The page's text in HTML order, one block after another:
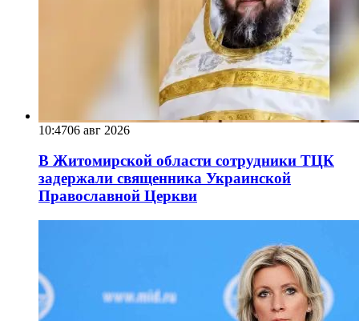
10:4706 авг 2026
В Житомирской области сотрудники ТЦК
задержали священника Украинской
Православной Церкви